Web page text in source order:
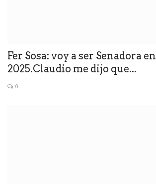
Fer Sosa: voy a ser Senadora en
2025.Claudio me dijo que...
0